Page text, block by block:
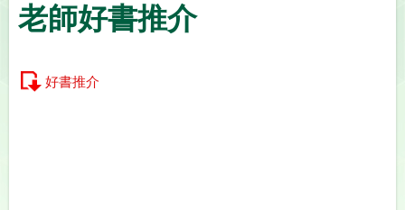
老師好書推介
好書推介